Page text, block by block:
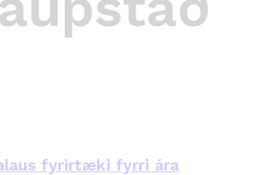
fyrirtæki fyrri ára